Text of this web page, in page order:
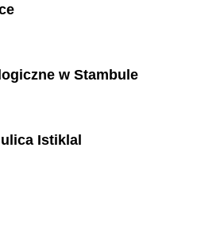
w Stambule
Istiklal